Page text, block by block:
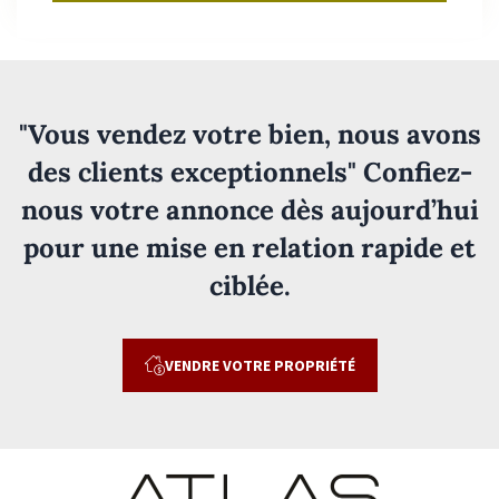
"Vous vendez votre bien, nous avons
des clients exceptionnels" Confiez-
nous votre annonce dès aujourd’hui
pour une mise en relation rapide et
ciblée.
VENDRE VOTRE PROPRIÉTÉ